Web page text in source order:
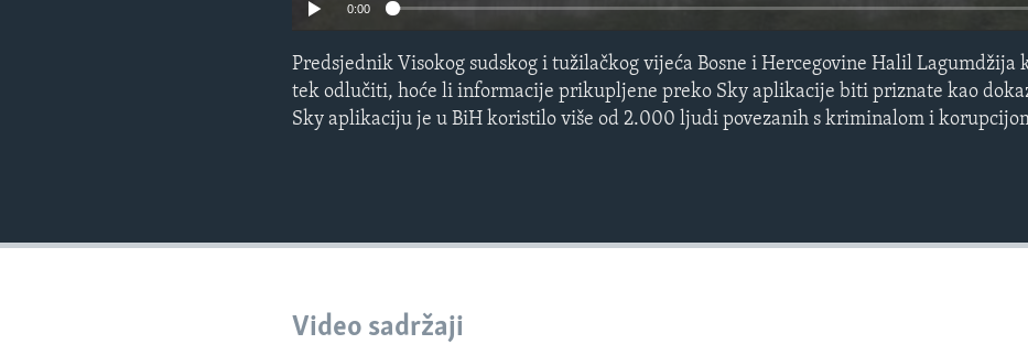
0:00
Predsjednik Visokog sudskog i tužilačkog vijeća Bosne i Hercegovine Halil Lagumdžija
tek odlučiti, hoće li informacije prikupljene preko Sky aplikacije biti priznate kao
Sky aplikaciju je u BiH koristilo više od 2.000 ljudi povezanih s kriminalom i
Video sadržaji